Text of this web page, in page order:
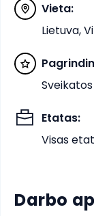
Vieta:
Lietuva,
Etatas:
Visas
Darbo